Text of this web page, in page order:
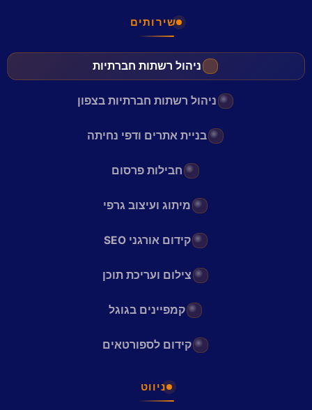
שירותים
ניהול רשתות חברתיות
ניהול רשתות חברתיות בצפון
בניית אתרים ודפי נחיתה
חבילות פרסום
מיתוג ועיצוב גרפי
קידום אורגני SEO
צילום ועריכת תוכן
קמפיינים בגוגל
קידום לספורטאים
ניווט